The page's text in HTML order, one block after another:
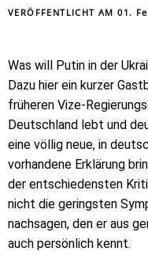
VERÖFFENTLICHT AM01.
Was will Putin in der
Dazu hier ein kurzer
früheren Vize-
Deutschland lebt und
eine völlig neue, in
vorhandene Erklärung
der entschiedensten
nicht die geringsten
nachsagen, den er aus
auch persönlich kennt.